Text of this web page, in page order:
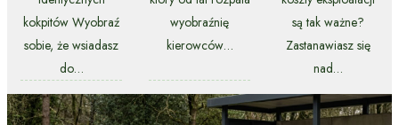
kokpitów Wyobraź
sobie, że wsiadasz
do…
wyobraźnię
kierowców…
są tak ważne?
Zastanawiasz się
nad…